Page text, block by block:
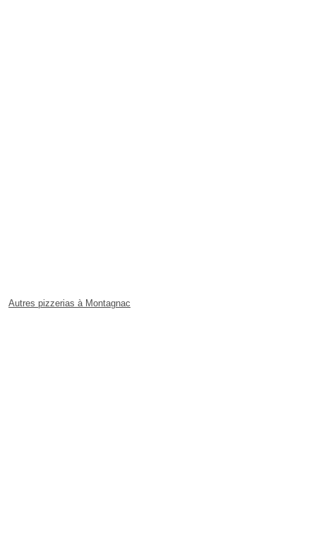
Autres pizzerias à Montagnac